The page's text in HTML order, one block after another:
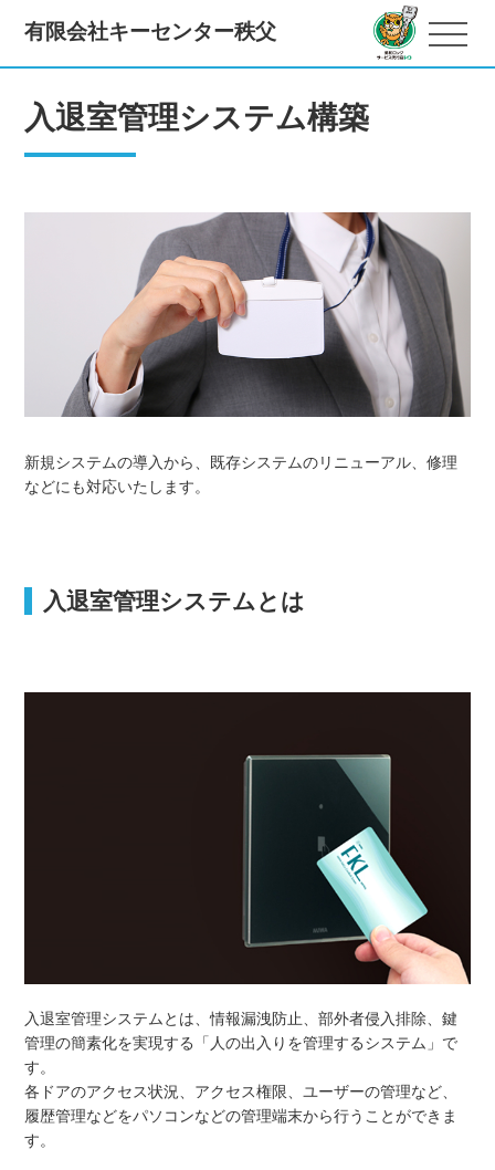
有限会社キーセンター秩父
入退室管理システム構築
新規システムの導入から、既存システムのリニューアル、修理
などにも対応いたします。
入退室管理システムとは
入退室管理システムとは、情報漏洩防止、部外者侵入排除、鍵
管理の簡素化を実現する「人の出入りを管理するシステム」で
す。
各ドアのアクセス状況、アクセス権限、ユーザーの管理など、
履歴管理などをパソコンなどの管理端末から行うことができま
す。